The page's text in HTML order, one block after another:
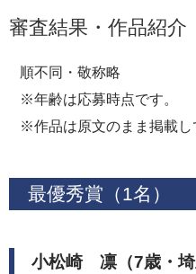
審査結果・作品紹介
順不同・敬称略
※年齢は応募時点です。
※作品は原文のまま掲載し
最優秀賞（1名）
小松崎 凛（7歳・埼